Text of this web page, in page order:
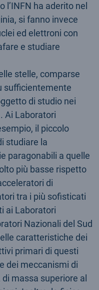
ha aderito nel
si fanno invece
ed elettroni con
e studiare
stelle, comparse
sufficientemente
di studio nei
Ai Laboratori
il piccolo
studiare la
paragonabili a quelle
più basse rispetto
di
tra i più sofisticati
ai Laboratori
Nazionali del Sud
caratteristiche dei
primari di questi
dei meccanismi di
massa superiore al